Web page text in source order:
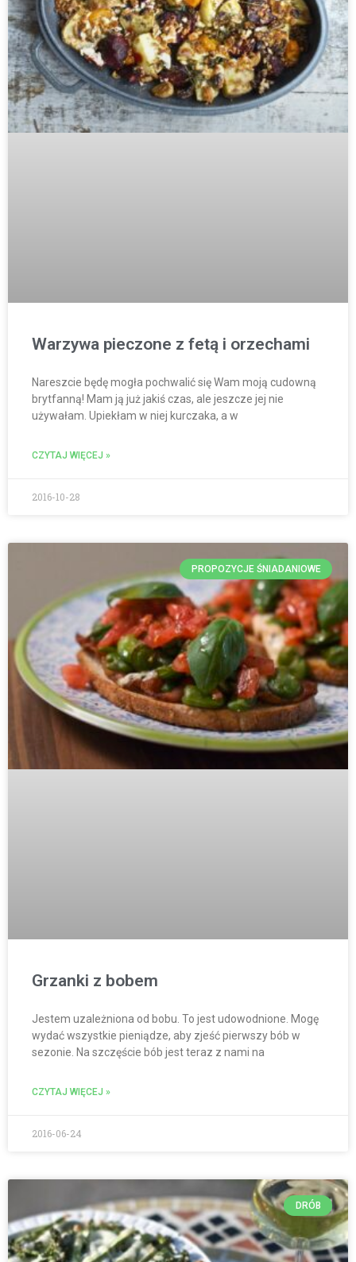
Warzywa pieczone z fetą i orzechami
Nareszcie będę mogła pochwalić się Wam moją cudowną
brytfanną! Mam ją już jakiś czas, ale jeszcze jej nie
używałam. Upiekłam w niej kurczaka, a w
CZYTAJ WIĘCEJ »
2016-10-28
PROPOZYCJE ŚNIADANIOWE
Grzanki z bobem
Jestem uzależniona od bobu. To jest udowodnione. Mogę
wydać wszystkie pieniądze, aby zjeść pierwszy bób w
sezonie. Na szczęście bób jest teraz z nami na
CZYTAJ WIĘCEJ »
2016-06-24
DRÓB